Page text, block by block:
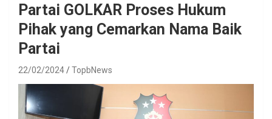
Partai GOLKAR Proses Hukum
Pihak yang Cemarkan Nama Baik
Partai
22/02/2024 TopbNews